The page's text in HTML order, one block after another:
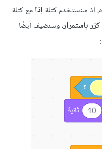
كتلةإذامع كتلة
، وسنضيف أيضًا